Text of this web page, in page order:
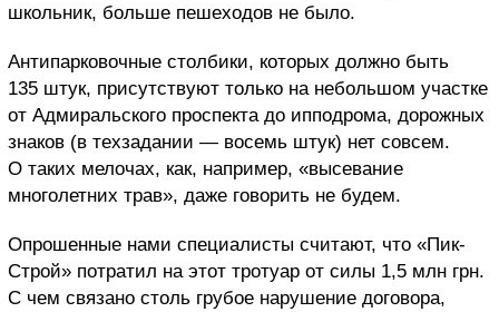
школьник, больше пешеходов не было.
Антипарковочные столбики, которых должно быть
135 штук, присутствуют только на небольшом участке
от Адмиральского проспекта до ипподрома, дорожных
знаков (в техзадании — восемь штук) нет совсем.
О таких мелочах, как, например, «высевание
многолетних трав», даже говорить не будем.
Опрошенные нами специалисты считают, что «Пик-
Строй» потратил на этот тротуар от силы 1,5 млн грн.
С чем связано столь грубое нарушение договора,